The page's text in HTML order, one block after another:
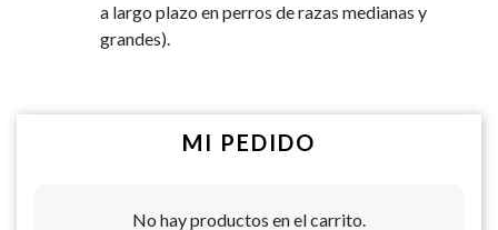
a largo plazo en perros de razas medianas y
grandes).
MI PEDIDO
No hay productos en el carrito.